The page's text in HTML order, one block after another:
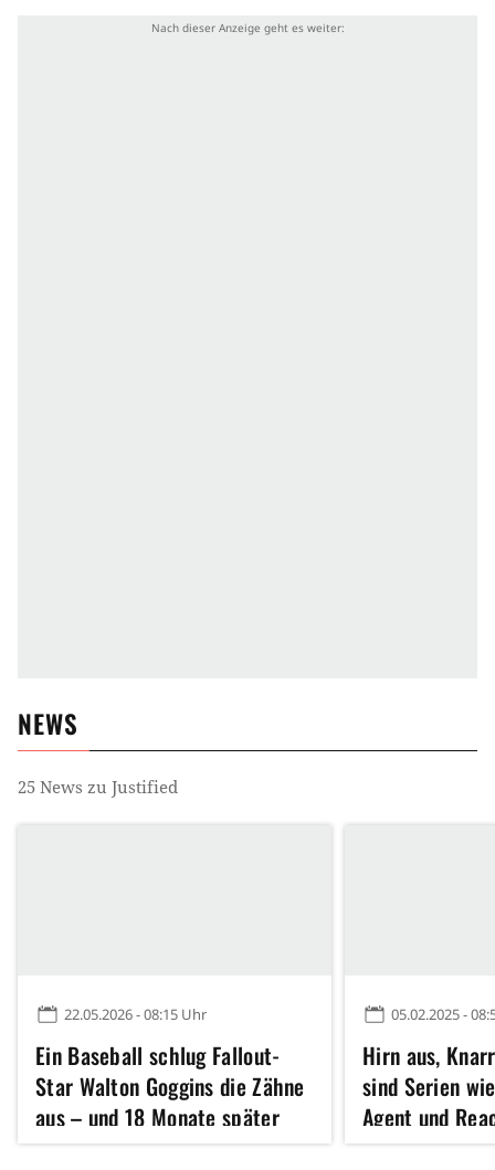
NEWS
25 News zu Justified
22.05.2026 - 08:15 Uhr
Ein Baseball schlug Fallout-
Star Walton Goggins die Zähne
aus – und 18 Monate später
verlor er sie erneut
05.02.2025 -
Hirn aus,
sind Serien
Agent und